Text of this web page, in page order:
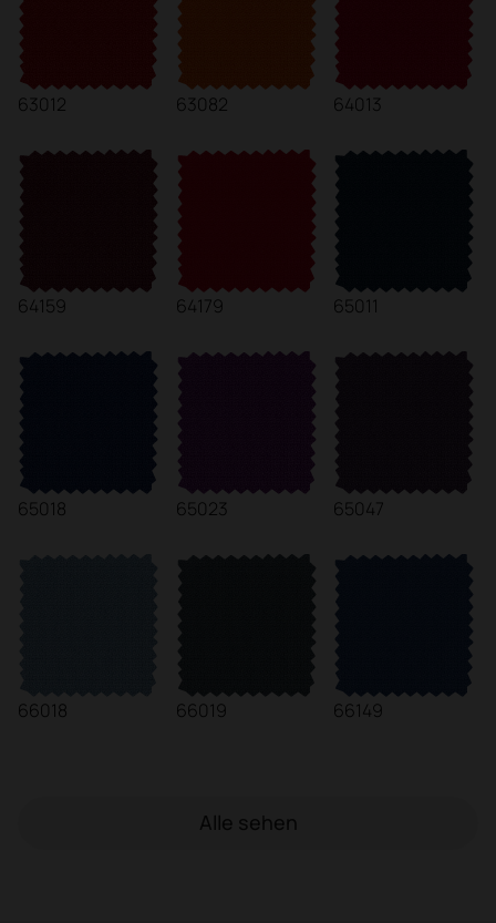
63012 63082 64013
64159 64179 65011
65018 65023 65047
66018 66019 66149
Alle sehen